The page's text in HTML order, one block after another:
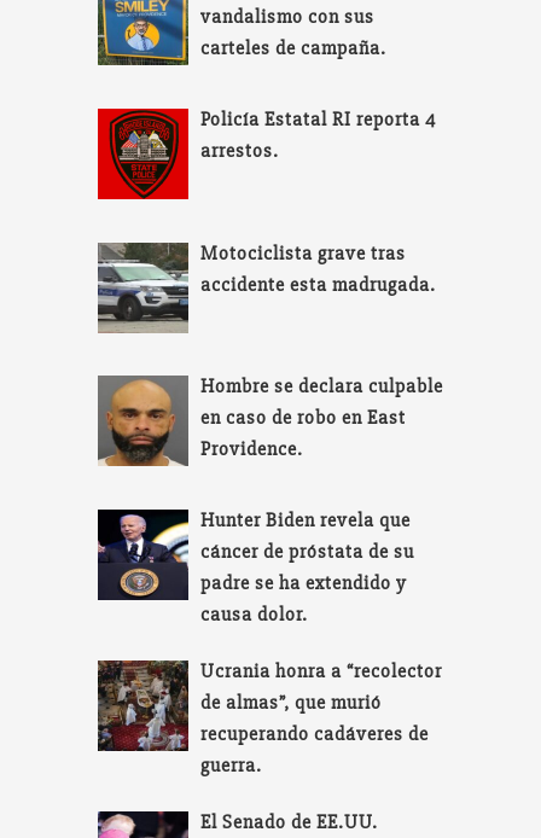
vandalismo con sus
carteles de campaña.
Policía Estatal RI reporta 4
arrestos.
Motociclista grave tras
accidente esta madrugada.
Hombre se declara culpable
en caso de robo en East
Providence.
Hunter Biden revela que
cáncer de próstata de su
padre se ha extendido y
causa dolor.
Ucrania honra a “recolector
de almas”, que murió
recuperando cadáveres de
guerra.
El Senado de EE.UU.